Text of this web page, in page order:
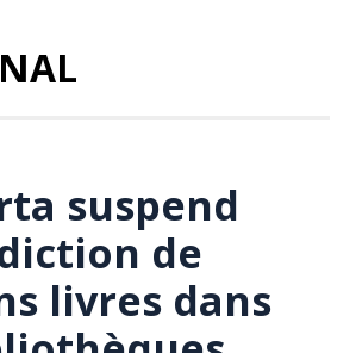
suspend
de
livres dans